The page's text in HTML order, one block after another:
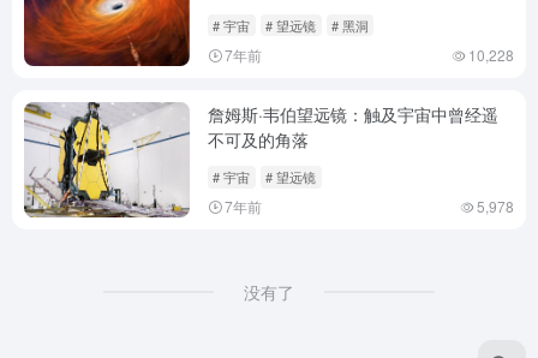
# 宇宙 # 望远镜 # 黑洞
7年前 10,228
詹姆斯·韦伯望远镜：触及宇宙中曾经遥
不可及的角落
# 宇宙 # 望远镜
7年前 5,978
没有了